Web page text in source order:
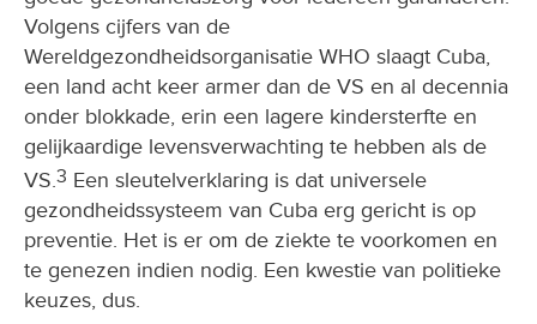
Volgens cijfers van de
Wereldgezondheidsorganisatie WHO slaagt Cuba,
een land acht keer armer dan de VS en al decennia
onder blokkade, erin een lagere kindersterfte en
gelijkaardige levensverwachting te hebben als de
VS.3 Een sleutelverklaring is dat universele
gezondheidssysteem van Cuba erg gericht is op
preventie. Het is er om de ziekte te voorkomen en
te genezen indien nodig. Een kwestie van politieke
keuzes, dus.